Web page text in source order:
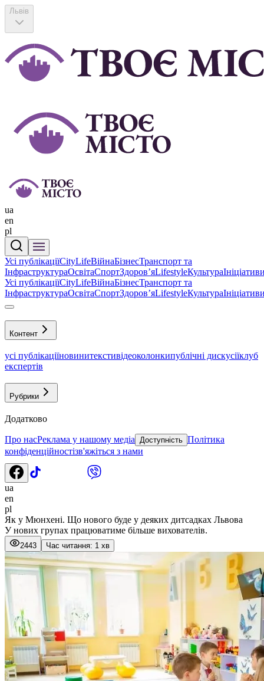
Львів
ua
en
pl
Усі публікаціїCityLifeВійнаБізнесТранспорт та
ІнфраструктураОсвітаСпортЗдоровʼяLifestyleКультура
Усі публікаціїCityLifeВійнаБізнесТранспорт та
ІнфраструктураОсвітаСпортЗдоровʼяLifestyleКультура
Контент
усі публікаціїновинитекстивідеоколонкипублічні дискусіїклуб
експертів
Рубрики
Додатково
Про насРеклама у нашому медіа Доступність Політика
конфіденційностізв'яжіться з нами
ua
en
pl
Як у Мюнхені. Що нового буде у деяких дитсадках Львова
У нових групах працюватиме більше вихователів.
2443 Час читання: 1 хв